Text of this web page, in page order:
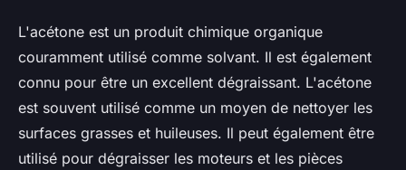
L'acétone est un produit chimique organique
couramment utilisé comme solvant. Il est également
connu pour être un excellent dégraissant. L'acétone
est souvent utilisé comme un moyen de nettoyer les
surfaces grasses et huileuses. Il peut également être
utilisé pour dégraisser les moteurs et les pièces